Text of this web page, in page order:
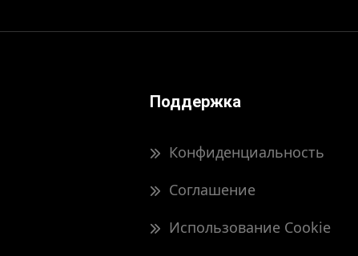
Поддержка
Конфиденциальность
Соглашение
Использование Cookie